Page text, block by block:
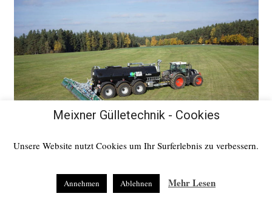
Bomech Schleppschuhverteiler Multi
Meixner Gülletechnik - Cookies
Unsere Website nutzt Cookies um Ihr Surferlebnis zu verbessern.
Annehmen Ablehnen Mehr Lesen